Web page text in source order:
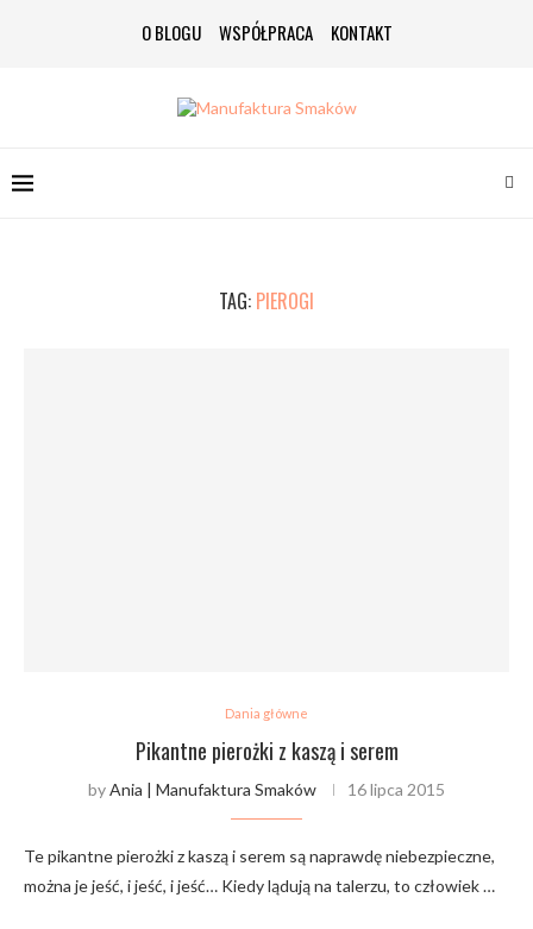
O BLOGU WSPÓŁPRACA KONTAKT
TAG: PIEROGI
Dania główne
Pikantne pierożki z kaszą i serem
byAnia | Manufaktura Smaków 16 lipca 2015
Te pikantne pierożki z kaszą i serem są naprawdę niebezpieczne,
można je jeść, i jeść, i jeść… Kiedy lądują na talerzu, to człowiek …